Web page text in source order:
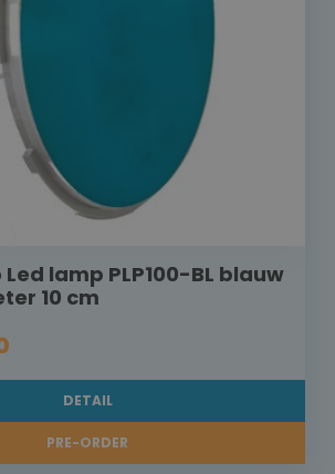
lamp PLP100-BL blauw
10 cm
DETAIL
PRE-ORDER